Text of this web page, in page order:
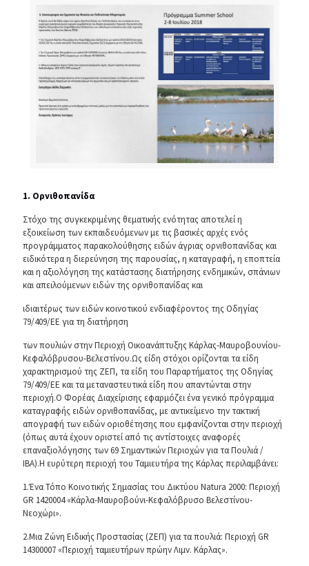
1. Ορνιθοπανίδα
Στόχο της συγκεκριμένης θεματικής ενότητας αποτελεί η
εξοικείωση των εκπαιδευόμενων με τις βασικές αρχές ενός
προγράμματος παρακολούθησης ειδών άγριας ορνιθοπανίδας και
ειδικότερα η διερεύνηση της παρουσίας, η καταγραφή, η εποπτεία
και η αξιολόγηση της κατάστασης διατήρησης ενδημικών, σπάνιων
και απειλούμενων ειδών της ορνιθοπανίδας και
ιδιαιτέρως των ειδών κοινοτικού ενδιαφέροντος της Οδηγίας
79/409/ΕΕ για τη διατήρηση
των πουλιών στην Περιοχή Οικοανάπτυξης Κάρλας-Μαυροβουνίου-
Κεφαλόβρυσου-Βελεστίνου.Ως είδη στόχοι ορίζονται τα είδη
χαρακτηρισμού της ΖΕΠ, τα είδη του Παραρτήματος της Οδηγίας
79/409/ΕΕ και τα μεταναστευτικά είδη που απαντώνται στην
περιοχή.Ο Φορέας Διαχείρισης εφαρμόζει ένα γενικό πρόγραμμα
καταγραφής ειδών ορνιθοπανίδας, με αντικείμενο την τακτική
απογραφή των ειδών οριοθέτησης που εμφανίζονται στην περιοχή
(όπως αυτά έχουν οριστεί από τις αντίστοιχες αναφορές
επαναξιολόγησης των 69 Σημαντικών Περιοχών για τα Πουλιά /
IBA).Η ευρύτερη περιοχή του Ταμιευτήρα της Κάρλας περιλαμβάνει:
1.Ένα Τόπο Κοινοτικής Σημασίας του Δικτύου Natura 2000: Περιοχή
GR 1420004 «Κάρλα-Μαυροβούνι-Κεφαλόβρυσο Βελεστίνου-
Νεοχώρι».
2.Μια Ζώνη Ειδικής Προστασίας (ΖΕΠ) για τα πουλιά: Περιοχή GR
14300007 «Περιοχή ταμιευτήρων πρώην Λιμν. Κάρλας».